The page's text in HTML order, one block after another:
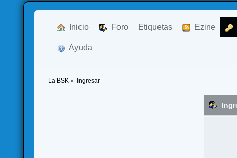
Inicio Foro Etiquetas Ezine
Ayuda
La BSK » Ingresar